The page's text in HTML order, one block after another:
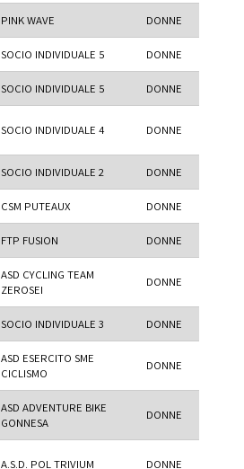
PINK WAVE DONNE
SOCIO INDIVIDUALE 5 DONNE
SOCIO INDIVIDUALE 5 DONNE
SOCIO INDIVIDUALE 4 DONNE
SOCIO INDIVIDUALE 2 DONNE
CSM PUTEAUX DONNE
FTP FUSION DONNE
ASD CYCLING TEAM
ZEROSEI
DONNE
SOCIO INDIVIDUALE 3 DONNE
ASD ESERCITO SME
CICLISMO
DONNE
ASD ADVENTURE BIKE
GONNESA
DONNE
A.S.D. POL TRIVIUM DONNE